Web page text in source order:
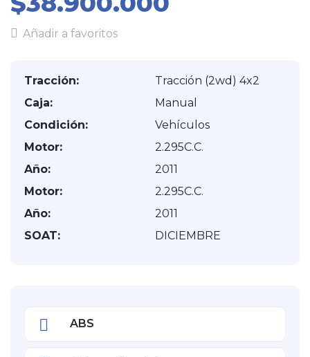
Añadir a favoritos
Tracción:
Tracción (2wd) 4x2
Caja:
Manual
Condición:
Vehículos
Motor:
2.295C.C.
Año:
2011
Motor:
2.295C.C.
Año:
2011
SOAT:
DICIEMBRE
ABS